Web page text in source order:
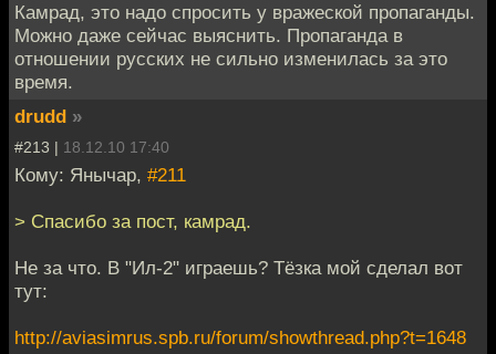
Камрад, это надо спросить у вражеской пропаганды.
Можно даже сейчас выяснить. Пропаганда в
отношении русских не сильно изменилась за это
время.
drudd »
#213 | 18.12.10 17:40
Кому: Янычар, #211
> Спасибо за пост, камрад.
Не за что. В "Ил-2" играешь? Тёзка мой сделал вот
тут:
http://aviasimrus.spb.ru/forum/showthread.php?t=1648